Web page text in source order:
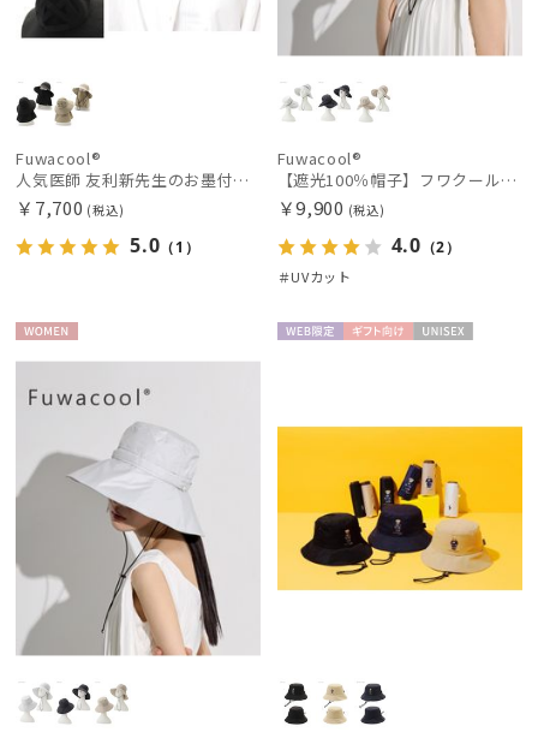
在庫表示
販売状況
入荷状況
Fuwacool®
人気医師 友利新先生のお墨付き！【遮光100％帽子】フワクール® (Fuwacool®) 日差しを完全遮断バッククロスハット 遮光100 UV100
￥7,700 (税込)
5.0 （1）
Fuwacool®
【遮光100％帽子】フワクール® (Fuwacool®) キャペリン 遮光100 UV100
￥9,900 (税込)
4.0 （2）
＃UVカット